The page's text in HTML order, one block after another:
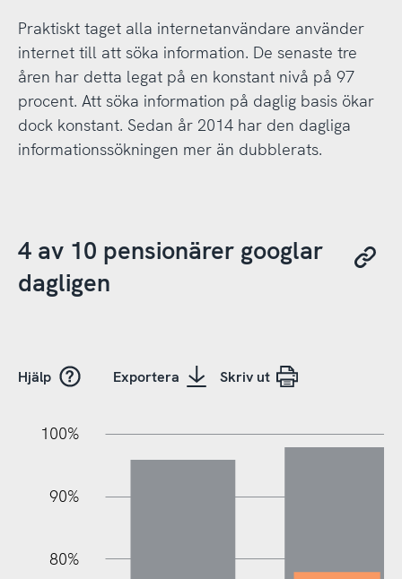
Praktiskt taget alla internetanvändare använder
internet till att söka information. De senaste tre
åren har detta legat på en konstant nivå på 97
procent. Att söka information på daglig basis ökar
dock konstant. Sedan år 2014 har den dagliga
informationssökningen mer än dubblerats.
4 av 10 pensionärer googlar
dagligen
Hjälp Exportera Skriv ut
80%
90%
100%